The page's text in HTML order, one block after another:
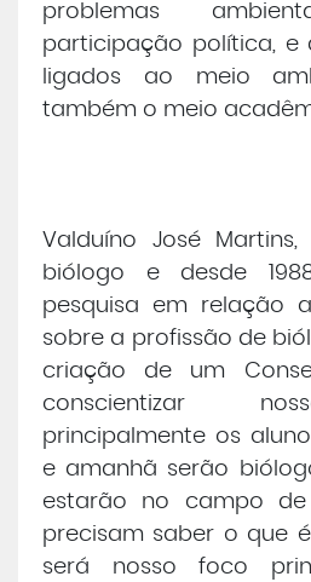
problemas
participação política, e
ligados ao meio
também o meio
Valduíno José
biólogo e desde
pesquisa em relação
sobre a profissão de
criação de um
conscientizar
principalmente os
e amanhã serão
estarão no campo
precisam saber o que
será nosso foco